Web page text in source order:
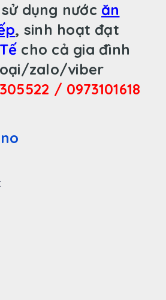
dụng nước ăn
, sinh hoạt đạt
cho cả gia đình
zalo/viber
/ 0973101618